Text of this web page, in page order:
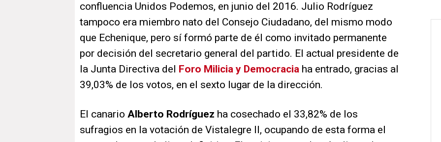
confluencia Unidos Podemos, en junio del 2016. Julio Rodríguez
tampoco era miembro nato del Consejo Ciudadano, del mismo modo
que Echenique, pero sí formó parte de él como invitado permanente
por decisión del secretario general del partido. El actual presidente de
la Junta Directiva del
Foro Milicia y Democracia ha entrado, gracias al
39,03% de los votos, en el sexto lugar de la dirección.
El canario Alberto Rodríguez ha cosechado el 33,82% de los
sufragios en la votación de Vistalegre II, ocupando de esta forma el